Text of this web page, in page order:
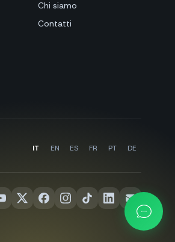
Chi siamo
Contatti
IT EN ES FR PT DE